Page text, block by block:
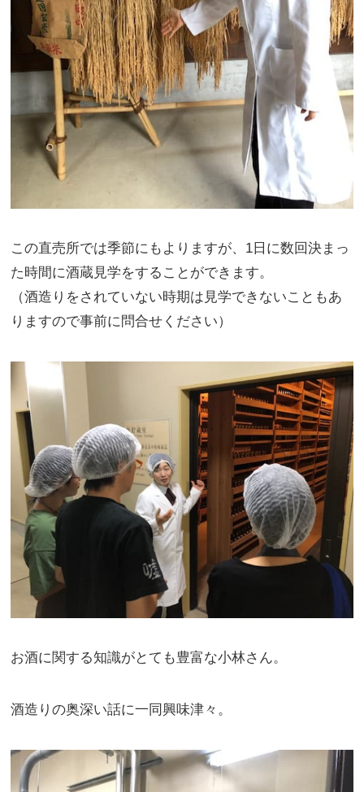
この直売所では季節にもよりますが、1日に数回決まっ
た時間に酒蔵見学をすることができます。
（酒造りをされていない時期は見学できないこともあ
りますので事前に問合せください）
お酒に関する知識がとても豊富な小林さん。
酒造りの奥深い話に一同興味津々。